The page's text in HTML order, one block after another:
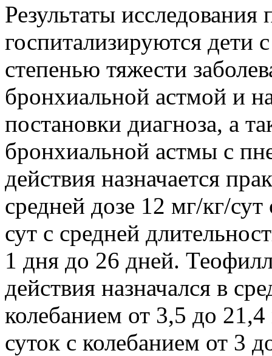
Результаты исследования
госпитализируются дети
степенью тяжести
бронхиальной астмой и
постановки диагноза, а
бронхиальной астмы с
действия назначается
средней дозе 12 мг/кг/
сут с средней
1 дня до 26 дней.
действия назначался в
колебанием от 3,5 до
суток с колебанием от 3